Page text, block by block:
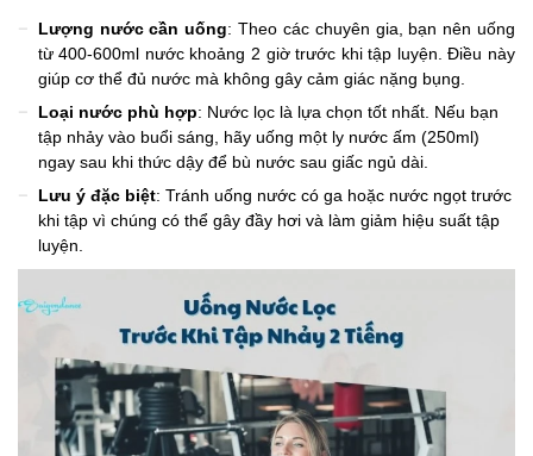
Lượng nước cần uống: Theo các chuyên gia, bạn nên uống
từ 400-600ml nước khoảng 2 giờ trước khi tập luyện. Điều này
giúp cơ thể đủ nước mà không gây cảm giác nặng bụng.
Loại nước phù hợp: Nước lọc là lựa chọn tốt nhất. Nếu bạn
tập nhảy vào buổi sáng, hãy uống một ly nước ấm (250ml)
ngay sau khi thức dậy để bù nước sau giấc ngủ dài.
Lưu ý đặc biệt: Tránh uống nước có ga hoặc nước ngọt trước
khi tập vì chúng có thể gây đầy hơi và làm giảm hiệu suất tập
luyện.